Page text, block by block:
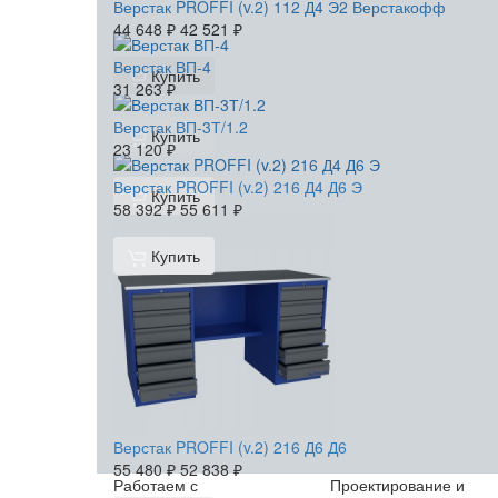
Верстак PROFFI (v.2) 112 Д4 Э2 Верстакофф
44 648 ₽ 42 521 ₽
Купить
Верстак ВП-4
31 263₽
Купить
Верстак ВП-3Т/1.2
23 120₽
Купить
Верстак PROFFI (v.2) 216 Д4 Д6 Э
58 392₽ 55 611 ₽
Купить
Верстак PROFFI (v.2) 216 Д6 Д6
55 480₽ 52 838₽
Работаем с
Проектирование и